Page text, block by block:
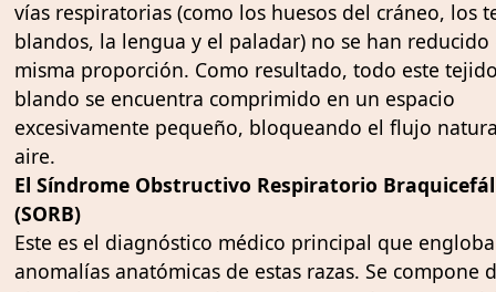
vías respiratorias (como los huesos del cráneo, los
blandos, la lengua y el paladar) no se han reducido
misma proporción. Como resultado, todo este
blando se encuentra comprimido en un espacio
excesivamente pequeño, bloqueando el flujo
aire.
El Síndrome Obstructivo Respiratorio
(SORB)
Este es el diagnóstico médico principal que
anomalías anatómicas de estas razas. Se compone